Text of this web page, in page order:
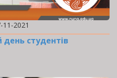
11-2021
студентів